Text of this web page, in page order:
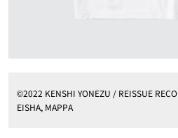
©2022 KENSHI YONEZU / REISSUE
EISHA, MAPPA